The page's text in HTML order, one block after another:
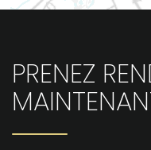
PRENEZ